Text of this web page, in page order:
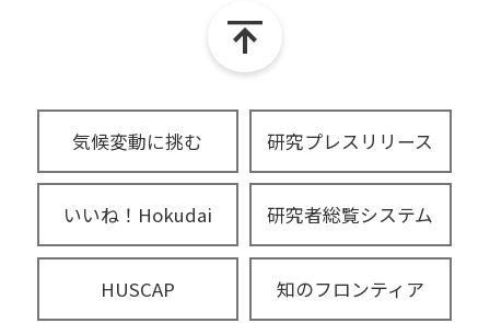
気候変動に挑む 研究プレスリリース
いいね！Hokudai 研究者総覧システム
HUSCAP 知のフロンティア